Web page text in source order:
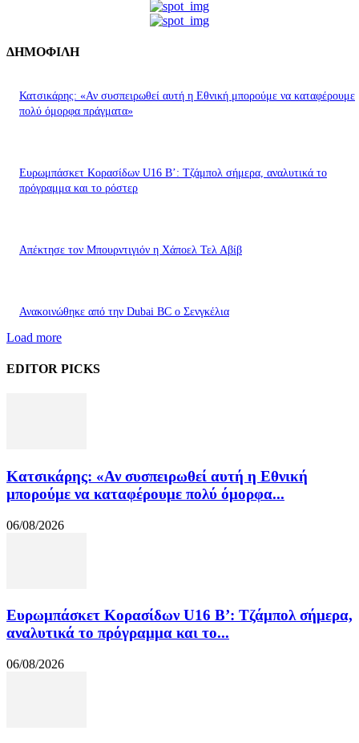
ΔΗΜΟΦΙΛΗ
Κατσικάρης: «Αν συσπειρωθεί αυτή η Εθνική μπορούμε να καταφέρουμε
πολύ όμορφα πράγματα»
Ευρωμπάσκετ Κορασίδων U16 B’: Τζάμπολ σήμερα, αναλυτικά το
πρόγραμμα και το ρόστερ
Απέκτησε τον Μπουρντιγιόν η Χάποελ Τελ Αβίβ
Ανακοινώθηκε από την Dubai BC ο Σενγκέλια
Load more
EDITOR PICKS
Κατσικάρης: «Αν συσπειρωθεί αυτή η Εθνική
μπορούμε να καταφέρουμε πολύ όμορφα...
06/08/2026
Ευρωμπάσκετ Κορασίδων U16 B’: Τζάμπολ σήμερα,
αναλυτικά το πρόγραμμα και το...
06/08/2026